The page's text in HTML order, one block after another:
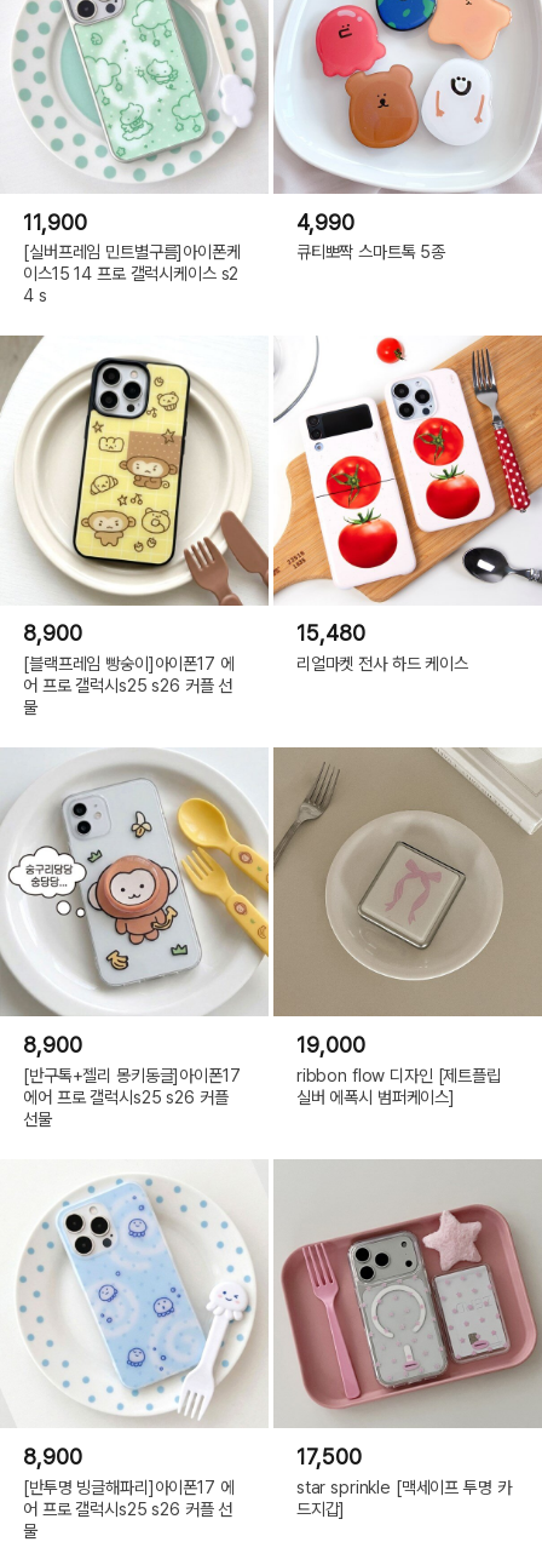
11,900
[실버프레임 민트별구름]아이폰케
이스15 14 프로 갤럭시케이스 s2
4 s
4,990
큐티뽀짝 스마트톡 5종
8,900
[블랙프레임 빵숭이]아이폰17 에
어 프로 갤럭시s25 s26 커플 선
물
15,480
리얼마켓 전사 하드 케이스
8,900
[반구톡+젤리 몽키동글]아이폰17
에어 프로 갤럭시s25 s26 커플
선물
19,000
ribbon flow 디자인 [제트플립
실버 에폭시 범퍼케이스]
8,900
[반투명 빙글해파리]아이폰17 에
어 프로 갤럭시s25 s26 커플 선
물
17,500
star sprinkle [맥세이프 투명 카
드지갑]